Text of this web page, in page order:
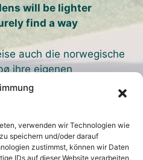
verwenden wir Technologien wie
speichern und/oder darauf
zustimmst, können wir Daten
IDs auf dieser Website verarbeiten.
will be lighter
find a way
auch die norwegische
ihre eigenen
gemacht: